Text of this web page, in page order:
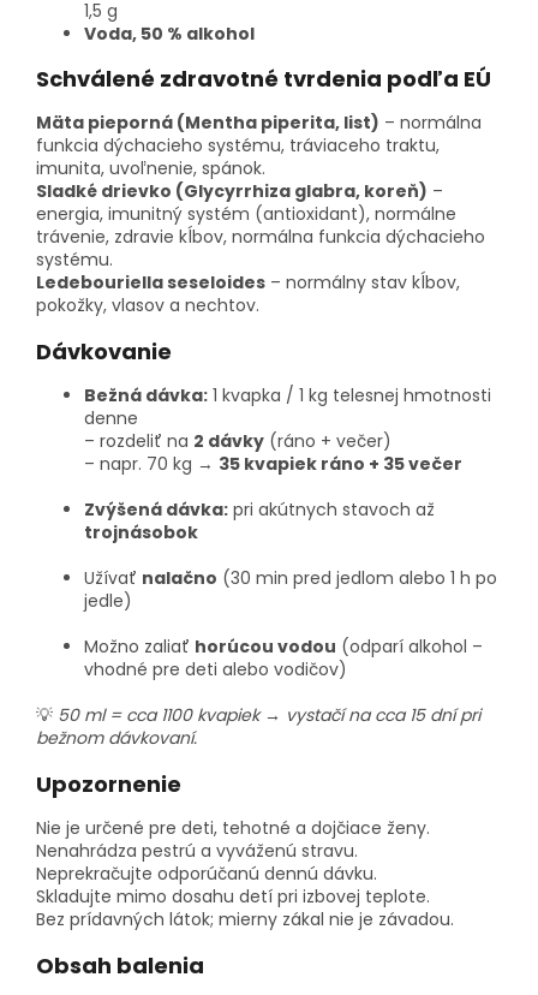
1,5 g
Voda, 50 % alkohol
Schválené zdravotné tvrdenia podľa EÚ
Mäta pieporná (Mentha piperita, list) – normálna
funkcia dýchacieho systému, tráviaceho traktu,
imunita, uvoľnenie, spánok.
Sladké drievko (Glycyrrhiza glabra, koreň) –
energia, imunitný systém (antioxidant), normálne
trávenie, zdravie kĺbov, normálna funkcia dýchacieho
systému.
Ledebouriella seseloides – normálny stav kĺbov,
pokožky, vlasov a nechtov.
Dávkovanie
Bežná dávka: 1 kvapka / 1 kg telesnej hmotnosti
denne
– rozdeliť na 2 dávky (ráno + večer)
– napr. 70 kg → 35 kvapiek ráno + 35 večer
Zvýšená dávka: pri akútnych stavoch až
trojnásobok
Užívať nalačno (30 min pred jedlom alebo 1 h po
jedle)
Možno zaliať horúcou vodou (odparí alkohol –
vhodné pre deti alebo vodičov)
💡 50 ml = cca 1100 kvapiek → vystačí na cca 15 dní pri
bežnom dávkovaní.
Upozornenie
Nie je určené pre deti, tehotné a dojčiace ženy.
Nenahrádza pestrú a vyváženú stravu.
Neprekračujte odporúčanú dennú dávku.
Skladujte mimo dosahu detí pri izbovej teplote.
Bez prídavných látok; mierny zákal nie je závadou.
Obsah balenia